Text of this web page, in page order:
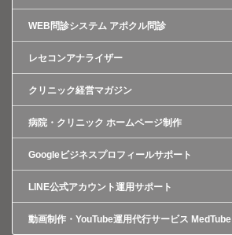
WEB問診システム アポクル問診
レセコンアナライザー
クリニック経営マガジン
病院・クリニック ホームページ制作
Googleビジネスプロフィールサポート
LINE公式アカウント運用サポート
動画制作・YouTube運用代行サービス MedTube